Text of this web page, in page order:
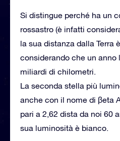
Si distingue perché ha un
rossastro (è infatti
la sua distanza dalla Terra
considerando che un anno
miliardi di chilometri.
La seconda stella più
anche con il nome di βeta
pari a 2,62 dista da noi 60
sua luminosità è bianco.